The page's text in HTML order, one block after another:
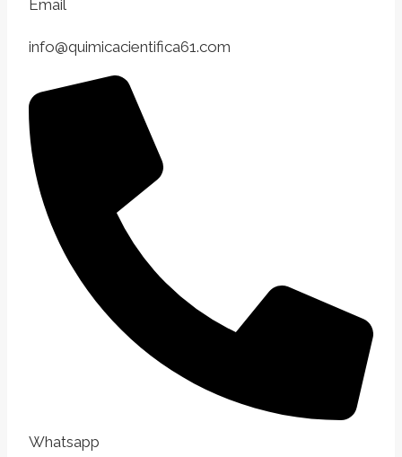
Email
info@quimicacientifica61.com
Whatsapp